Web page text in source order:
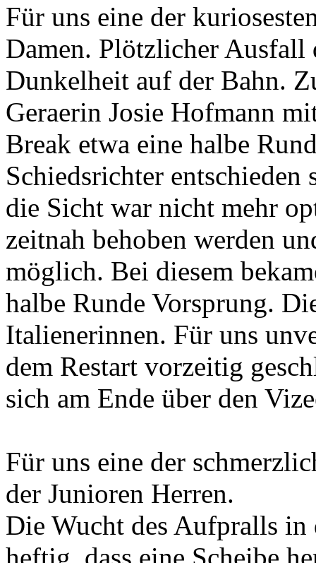
Für uns eine der
Damen. Plötzlicher
Dunkelheit auf der Bahn.
Geraerin Josie Hofmann
Break etwa eine halbe
Schiedsrichter entschieden
die Sicht war nicht mehr
zeitnah behoben werden
möglich. Bei diesem
halbe Runde Vorsprung.
Italienerinnen. Für uns
dem Restart vorzeitig
sich am Ende über den
Für uns eine der
der Junioren Herren.
Die Wucht des Aufpralls in
heftig, dass eine Scheibe